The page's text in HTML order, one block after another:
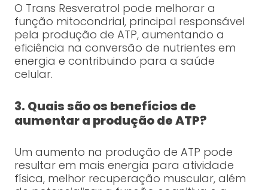
O Trans Resveratrol pode melhorar a
função mitocondrial, principal responsável
pela produção de ATP, aumentando a
eficiência na conversão de nutrientes em
energia e contribuindo para a saúde
celular.
3. Quais são os benefícios de
aumentar a produção de ATP?
Um aumento na produção de ATP pode
resultar em mais energia para atividade
física, melhor recuperação muscular, além